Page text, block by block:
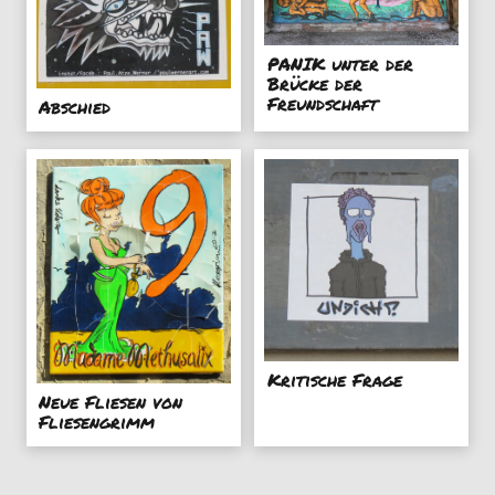
Abschied
PANIK unter der
Brücke der
Freundschaft
Neue Fliesen von
Fliesengrimm
Kritische Frage